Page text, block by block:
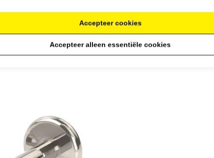
Accepteer cookies
Accepteer alleen essentiële cookies